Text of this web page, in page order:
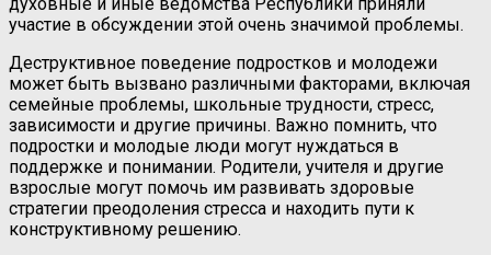
участие в обсуждении этой очень значимой проблемы.
Деструктивное поведение подростков и молодежи
может быть вызвано различными факторами, включая
семейные проблемы, школьные трудности, стресс,
зависимости и другие причины. Важно помнить, что
подростки и молодые люди могут нуждаться в
поддержке и понимании. Родители, учителя и другие
взрослые могут помочь им развивать здоровые
стратегии преодоления стресса и находить пути к
конструктивному решению.